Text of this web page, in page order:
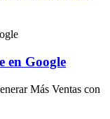
en Google